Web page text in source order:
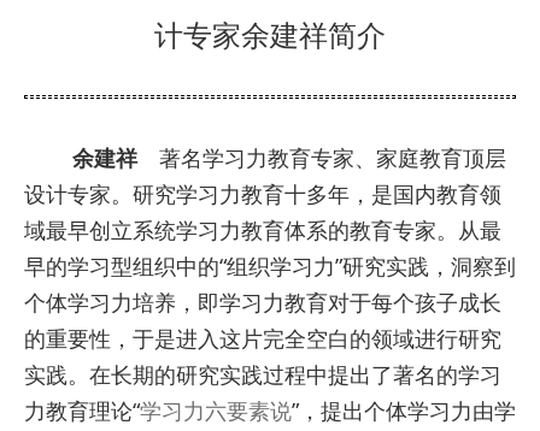
计专家余建祥简介
余建祥著名学习力教育专家、家庭教育顶层
设计专家。研究学习力教育十多年，是国内教育领
域最早创立系统学习力教育体系的教育专家。从最
早的学习型组织中的“组织学习力”研究实践，洞察到
个体学习力培养，即学习力教育对于每个孩子成长
的重要性，于是进入这片完全空白的领域进行研究
实践。在长期的研究实践过程中提出了著名的学习
力教育理论“学习力六要素说”，提出个体学习力由学